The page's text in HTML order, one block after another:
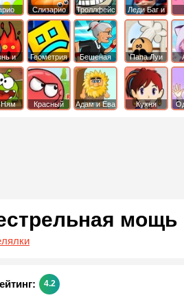
Слизарио
Троллфейс
квест
и
Геометрия
Даш
Бешеная
бабка
сбежала из
психушки
Красный
Адам и Ева
Леди Баг и
Супер Кот
Папа Луи
Кухня
мощь
4.2